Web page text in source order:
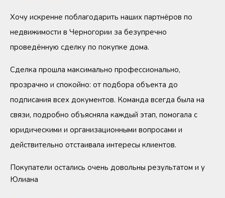
Хочу искренне поблагодарить наших партнёров по
недвижимости в Черногории за безупречно
проведённую сделку по покупке дома.
Сделка прошла максимально профессионально,
прозрачно и спокойно: от подбора объекта до
подписания всех документов. Команда всегда была на
связи, подробно объясняла каждый этап, помогала с
юридическими и организационными вопросами и
действительно отстаивала интересы клиентов.
Покупатели остались очень довольны результатом и у
Юлиана